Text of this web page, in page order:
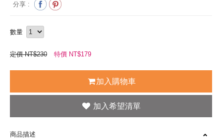
分享 :
數量
定價 NT$230 特價 NT$179
加入購物車
商品描述